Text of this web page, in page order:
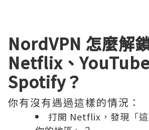
NordVPN 怎麼解
Netflix、YouTube
Spotify？
你有沒有遇過這樣的情況：
打開 Netflix，發現「